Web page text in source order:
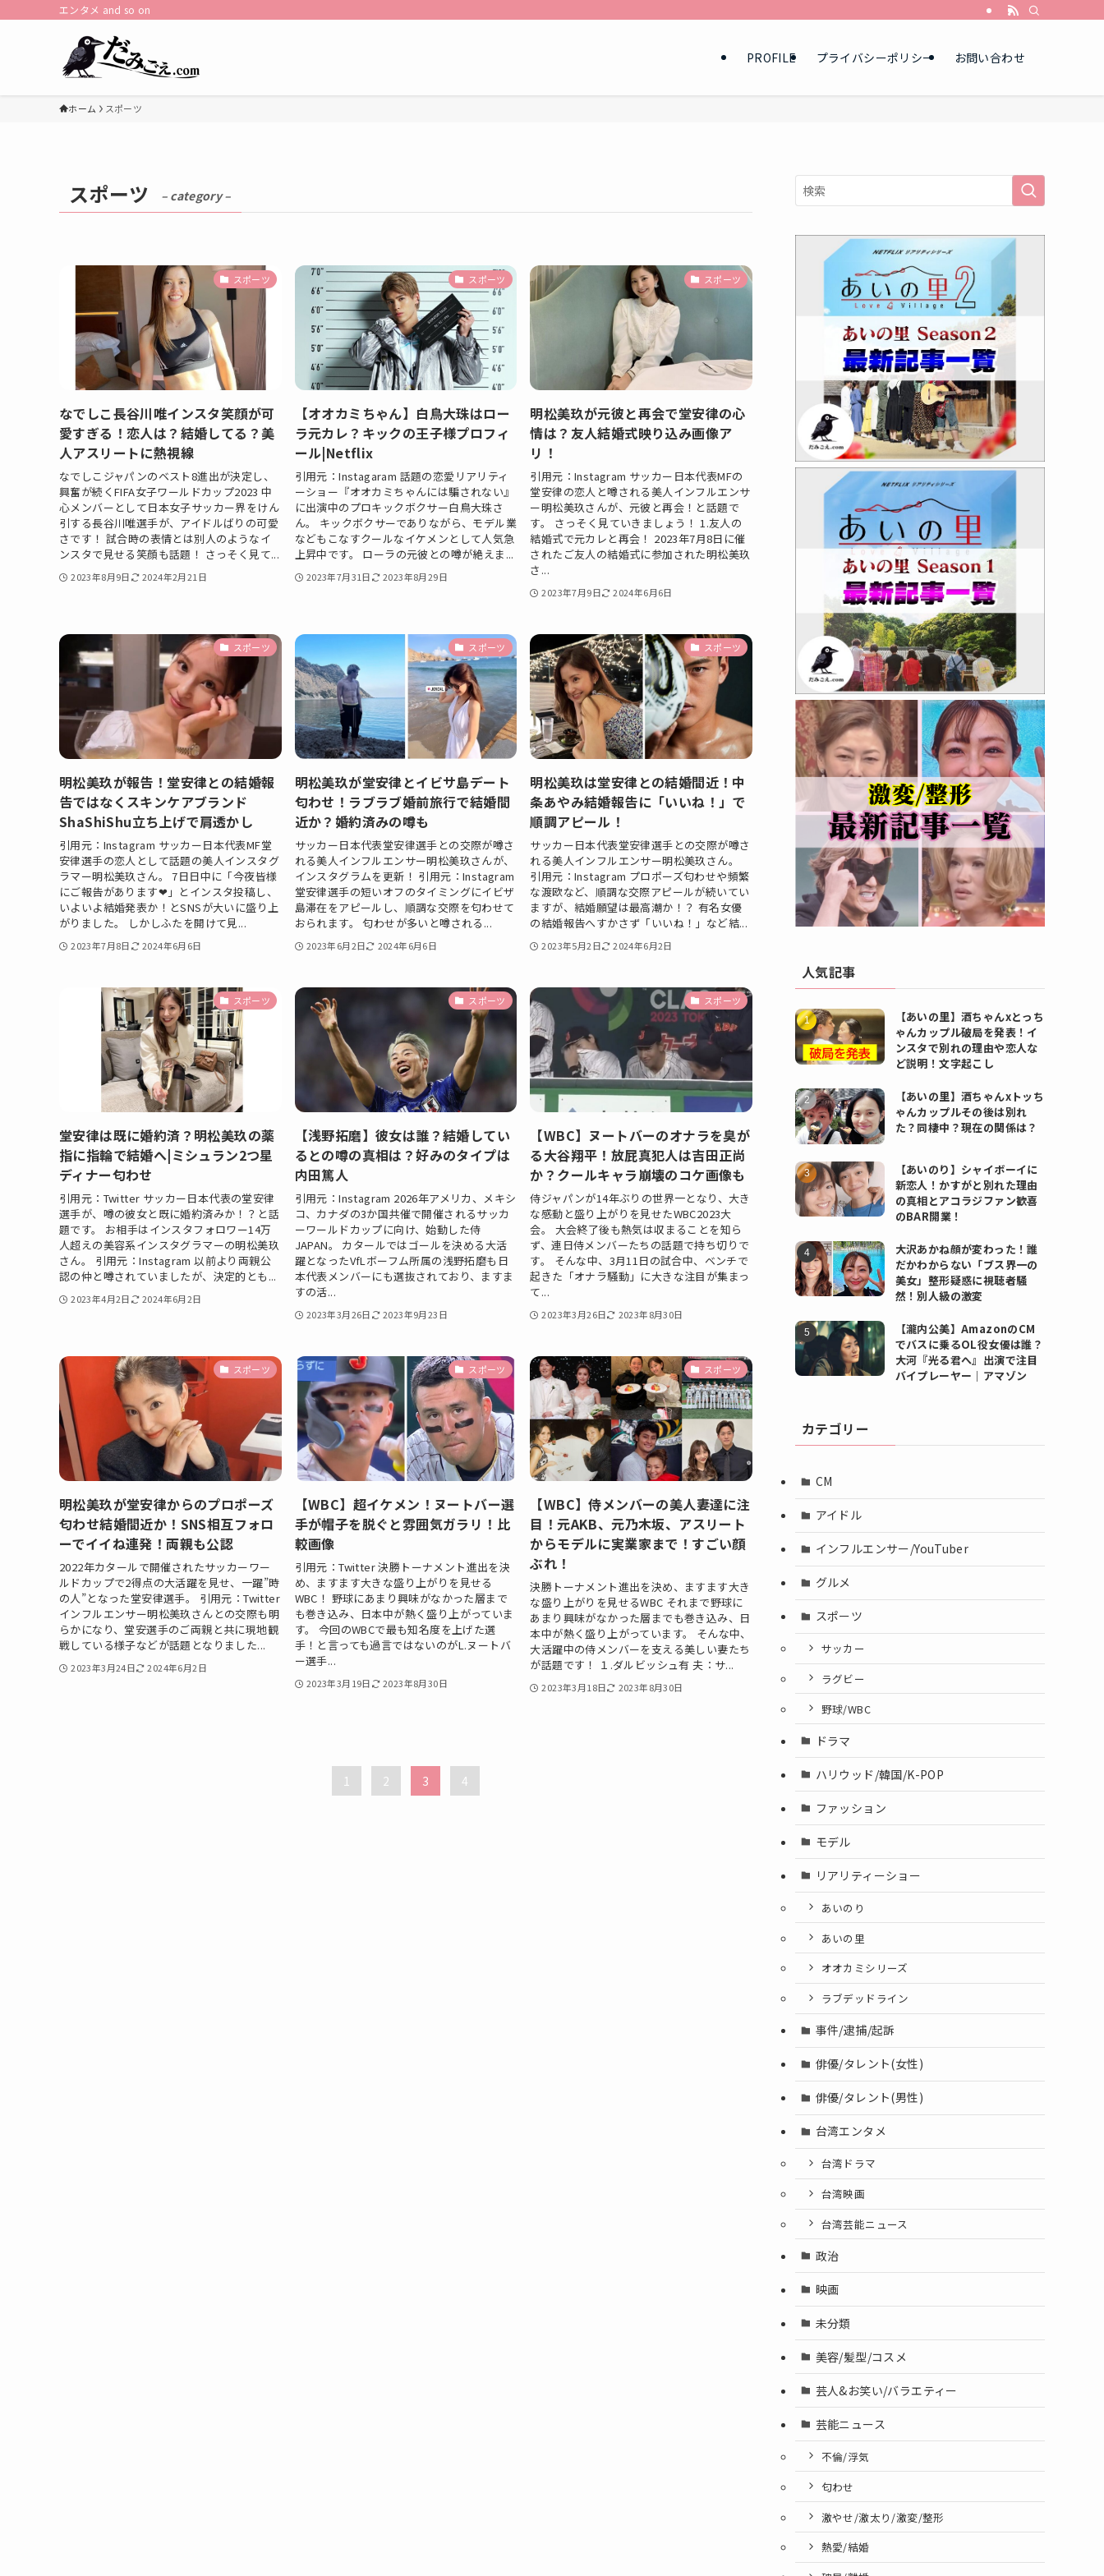
エンタメ and so on
PROFILE プライバシーポリシー お問い合わせ
ホーム スポーツ
スポーツ – category –
スポーツ
なでしこ長谷川唯インスタ笑顔が可
愛すぎる！恋人は？結婚してる？美
人アスリートに熱視線
なでしこジャパンのベスト8進出が決定し、
興奮が続くFIFA女子ワールドカップ2023 中
心メンバーとして日本女子サッカー界をけん
引する長谷川唯選手が、アイドルばりの可愛
さです！ 試合時の表情とは別人のようなイ
ンスタで見せる笑顔も話題！ さっそく見て...
2023年8月9日 2024年2月21日
スポーツ
【オオカミちゃん】白鳥大珠はロー
ラ元カレ？キックの王子様プロフィ
ール|Netflix
引用元：Instagaram 話題の恋愛リアリティ
ーショー『オオカミちゃんには騙されない』
に出演中のプロキックボクサー白鳥大珠さ
ん。 キックボクサーでありながら、モデル業
などもこなすクールなイケメンとして人気急
上昇中です。 ローラの元彼との噂が絶えま...
2023年7月31日 2023年8月29日
スポーツ
明松美玖が元彼と再会で堂安律の心
情は？友人結婚式映り込み画像ア
リ！
引用元：Instagram サッカー日本代表MFの
堂安律の恋人と噂される美人インフルエンサ
ー明松美玖さんが、元彼と再会！と話題で
す。 さっそく見ていきましょう！ 1.友人の
結婚式で元カレと再会！ 2023年7月8日に催
されたご友人の結婚式に参加された明松美玖
さ...
2023年7月9日 2024年6月6日
スポーツ
明松美玖が報告！堂安律との結婚報
告ではなくスキンケアブランド
ShaShiShu立ち上げで肩透かし
引用元：Instagram サッカー日本代表MF堂
安律選手の恋人として話題の美人インスタグ
ラマー明松美玖さん。 7日日中に「今夜皆様
にご報告があります❤」とインスタ投稿し、
いよいよ結婚発表か！とSNSが大いに盛り上
がりました。 しかしふたを開けて見...
2023年7月8日 2024年6月6日
スポーツ
明松美玖が堂安律とイビサ島デート
匂わせ！ラブラブ婚前旅行で結婚間
近か？婚約済みの噂も
サッカー日本代表堂安律選手との交際が噂さ
れる美人インフルエンサー明松美玖さんが、
インスタグラムを更新！ 引用元：Instagram
堂安律選手の短いオフのタイミングにイビザ
島滞在をアピールし、順調な交際を匂わせて
おられます。 匂わせが多いと噂される...
2023年6月2日 2024年6月6日
スポーツ
明松美玖は堂安律との結婚間近！中
条あやみ結婚報告に「いいね！」で
順調アピール！
サッカー日本代表堂安律選手との交際が噂さ
れる美人インフルエンサー明松美玖さん。
引用元：Instagram プロポーズ匂わせや頻繁
な渡欧など、順調な交際アピールが続いてい
ますが、結婚願望は最高潮か！？ 有名女優
の結婚報告へすかさず「いいね！」など結...
2023年5月2日 2024年6月2日
スポーツ
堂安律は既に婚約済？明松美玖の薬
指に指輪で結婚へ|ミシュラン2つ星
ディナー匂わせ
引用元：Twitter サッカー日本代表の堂安律
選手が、噂の彼女と既に婚約済みか！？と話
題です。 お相手はインスタフォロワー14万
人超えの美容系インスタグラマーの明松美玖
さん。 引用元：Instagram 以前より両親公
認の仲と噂されていましたが、決定的とも...
2023年4月2日 2024年6月2日
スポーツ
【浅野拓磨】彼女は誰？結婚してい
るとの噂の真相は？好みのタイプは
内田篤人
引用元：Instagram 2026年アメリカ、メキシ
コ、カナダの3か国共催で開催されるサッカ
ーワールドカップに向け、始動した侍
JAPAN。 カタールではゴールを決める大活
躍となったVfLボーフム所属の浅野拓磨も日
本代表メンバーにも選抜されており、ますま
すの活...
2023年3月26日 2023年9月23日
スポーツ
【WBC】ヌートバーのオナラを臭が
る大谷翔平！放屁真犯人は吉田正尚
か？クールキャラ崩壊のコケ画像も
侍ジャパンが14年ぶりの世界一となり、大き
な感動と盛り上がりを見せたWBC2023大
会。 大会終了後も熱気は収まることを知ら
ず、連日侍メンバーたちの話題で持ち切りで
す。 そんな中、3月11日の試合中、ベンチで
起きた「オナラ騒動」に大きな注目が集まっ
て...
2023年3月26日 2023年8月30日
スポーツ
明松美玖が堂安律からのプロポーズ
匂わせ結婚間近か！SNS相互フォロ
ーでイイね連発！両親も公認
2022年カタールで開催されたサッカーワー
ルドカップで2得点の大活躍を見せ、一躍”時
の人”となった堂安律選手。 引用元：Twitter
インフルエンサー明松美玖さんとの交際も明
らかになり、堂安選手のご両親と共に現地観
戦している様子などが話題となりました...
2023年3月24日 2024年6月2日
スポーツ
【WBC】超イケメン！ヌートバー選
手が帽子を脱ぐと雰囲気ガラリ！比
較画像
引用元：Twitter 決勝トーナメント進出を決
め、ますます大きな盛り上がりを見せる
WBC！ 野球にあまり興味がなかった層まで
も巻き込み、日本中が熱く盛り上がっていま
す。 今回のWBCで最も知名度を上げた選
手！と言っても過言ではないのがL.ヌートバ
ー選手...
2023年3月19日 2023年8月30日
スポーツ
【WBC】侍メンバーの美人妻達に注
目！元AKB、元乃木坂、アスリート
からモデルに実業家まで！すごい顔
ぶれ！
決勝トーナメント進出を決め、ますます大き
な盛り上がりを見せるWBC それまで野球に
あまり興味がなかった層までも巻き込み、日
本中が熱く盛り上がっています。 そんな中、
大活躍中の侍メンバーを支える美しい妻たち
が話題です！ １.ダルビッシュ有 夫：サ...
2023年3月18日 2023年8月30日
1 2 3 4
人気記事
【あいの里】酒ちゃんxとっち
ゃんカップル破局を発表！イ
ンスタで別れの理由や恋人な
ど説明！文字起こし
【あいの里】酒ちゃんxトッち
ゃんカップルその後は別れ
た？同棲中？現在の関係は？
【あいのり】シャイボーイに
新恋人！かすがと別れた理由
の真相とアコラジファン歓喜
のBAR開業！
大沢あかね顔が変わった！誰
だかわからない「ブス界一の
美女」整形疑惑に視聴者騒
然！別人級の激変
【瀧内公美】AmazonのCM
でバスに乗るOL役女優は誰？
大河『光る君へ』出演で注目
バイプレーヤー｜アマゾン
カテゴリー
CM
アイドル
インフルエンサー/YouTuber
グルメ
スポーツ
サッカー
ラグビー
野球/WBC
ドラマ
ハリウッド/韓国/K-POP
ファッション
モデル
リアリティーショー
あいのり
あいの里
オオカミシリーズ
ラブデッドライン
事件/逮捕/起訴
俳優/タレント(女性)
俳優/タレント(男性)
台湾エンタメ
台湾ドラマ
台湾映画
台湾芸能ニュース
政治
映画
未分類
美容/髪型/コスメ
芸人&お笑い/バラエティー
芸能ニュース
不倫/浮気
匂わせ
激やせ/激太り/激変/整形
熱愛/結婚